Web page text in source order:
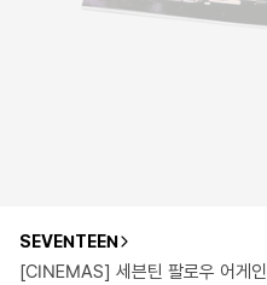
SEVENTEEN
[CINEMAS] 세븐틴 팔로우 어게